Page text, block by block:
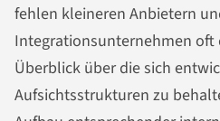
fehlen kleineren Anbietern
Integrationsunternehmen oft
Überblick über die sich
Aufsichtsstrukturen zu